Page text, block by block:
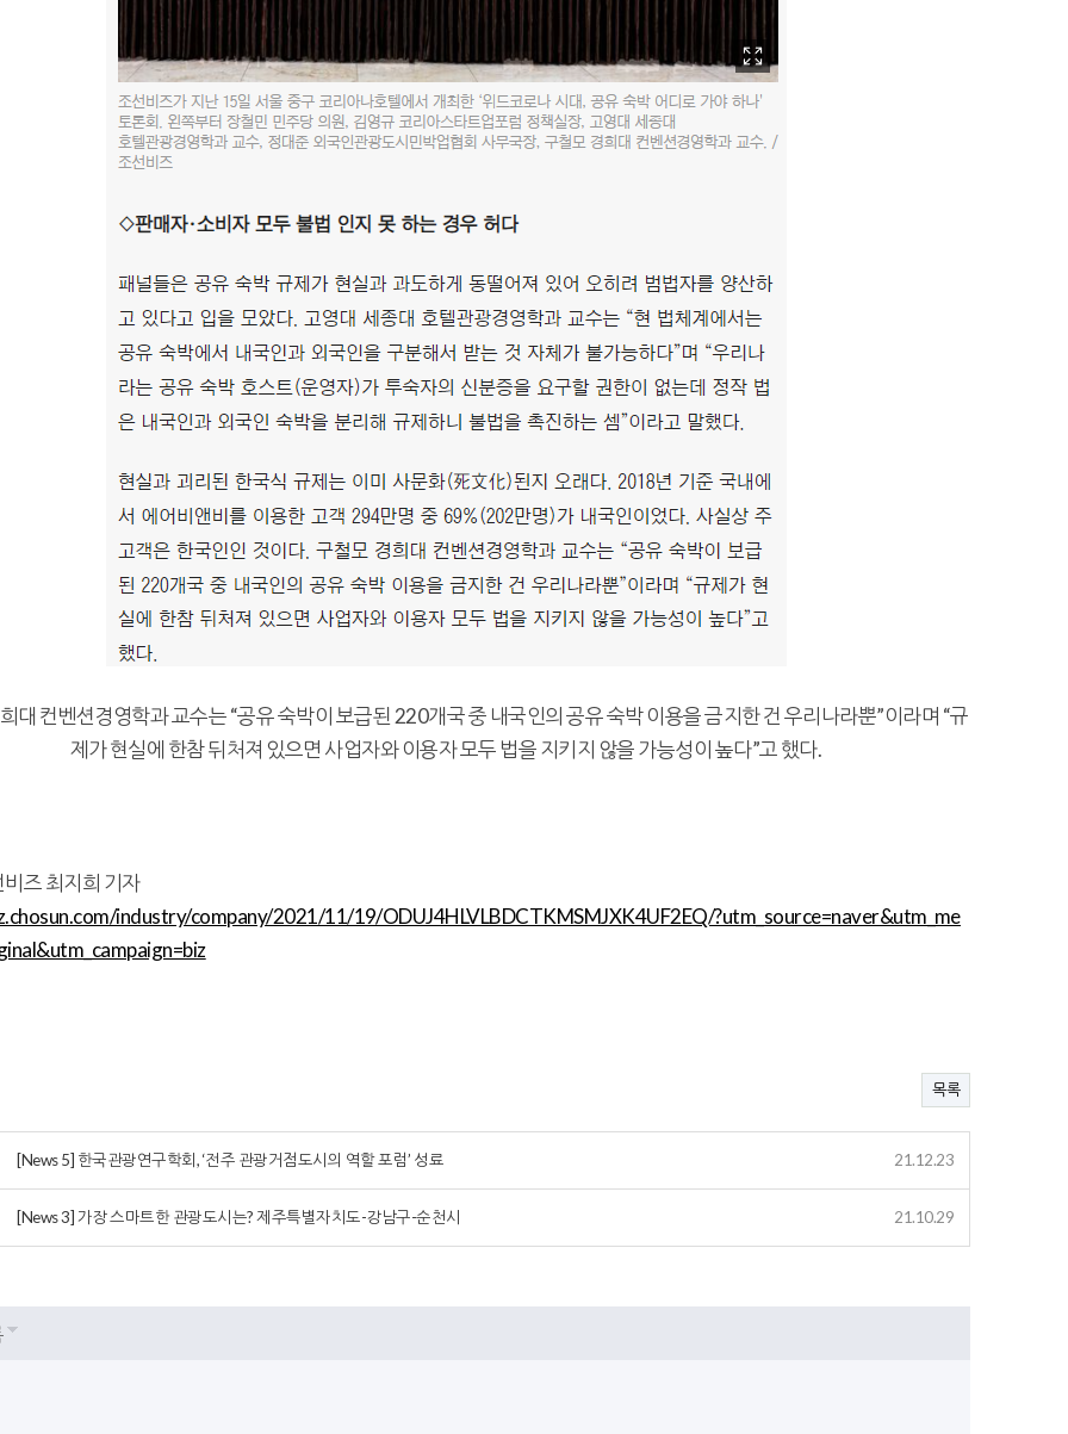
대 컨벤션경영학과 교수는 “공유 숙박이 보급된 220개국 중 내국인의 공유 숙박 이용을 금지한 건 우리나라뿐”이라며 “규
제가 현실에 한참 뒤처져 있으면 사업자와 이용자 모두 법을 지키지 않을 가능성이 높다”고 했다.
비즈 최지희 기자
industry/company/2021/11/19/ODUJ4HLVLBDCTKMSMJXK4UF2EQ/?utm_source=naver&utm_me
목록
[News 5] 한국관광연구학회, ‘전주 관광거점도시의 역할 포럼’ 성료 21.12.23
[News 3] 가장 스마트한 관광도시는? 제주특별자치도-강남구-순천시 21.10.29